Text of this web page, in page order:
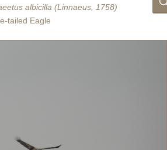
albicilla (Linnaeus, 1758)
tailed Eagle